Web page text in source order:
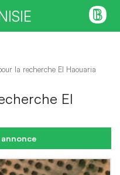
la recherche El Haouaria
El